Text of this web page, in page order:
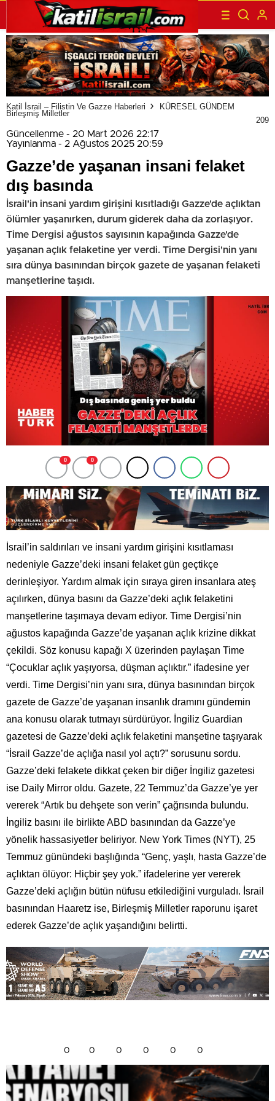
Katil İsrail – Filistin Ve Gazze Haberleri KÜRESEL GÜNDEM
Birleşmiş Milletler
209
Güncellenme - 20 Mart 2026 22:17
Yayınlanma - 2 Ağustos 2025 20:59
Gazze’de yaşanan insani felaket
dış basında
İsrail'in insani yardım girişini kısıtladığı Gazze'de açlıktan
ölümler yaşanırken, durum giderek daha da zorlaşıyor.
Time Dergisi ağustos sayısının kapağında Gazze'de
yaşanan açlık felaketine yer verdi. Time Dergisi'nin yanı
sıra dünya basınından birçok gazete de yaşanan felaketi
manşetlerine taşıdı.
0 0
İsrail’in saldırıları ve insani yardım girişini kısıtlaması
nedeniyle Gazze’deki insani felaket gün geçtikçe
derinleşiyor. Yardım almak için sıraya giren insanlara ateş
açılırken, dünya basını da Gazze’deki açlık felaketini
manşetlerine taşımaya devam ediyor. Time Dergisi’nin
ağustos kapağında Gazze’de yaşanan açlık krizine dikkat
çekildi. Söz konusu kapağı X üzerinden paylaşan Time
“Çocuklar açlık yaşıyorsa, düşman açlıktır.” ifadesine yer
verdi. Time Dergisi’nin yanı sıra, dünya basınından birçok
gazete de Gazze’de yaşanan insanlık dramını gündemin
ana konusu olarak tutmayı sürdürüyor. İngiliz Guardian
gazetesi de Gazze’deki açlık felaketini manşetine taşıyarak
“İsrail Gazze’de açlığa nasıl yol açtı?” sorusunu sordu.
Gazze’deki felakete dikkat çeken bir diğer İngiliz gazetesi
ise Daily Mirror oldu. Gazete, 22 Temmuz’da Gazze’ye yer
vererek “Artık bu dehşete son verin” çağrısında bulundu.
İngiliz basını ile birlikte ABD basınından da Gazze’ye
yönelik hassasiyetler beliriyor. New York Times (NYT), 25
Temmuz günündeki başlığında “Genç, yaşlı, hasta Gazze’de
açlıktan ölüyor: Hiçbir şey yok.” ifadelerine yer vererek
Gazze’deki açlığın bütün nüfusu etkilediğini vurguladı. İsrail
basınından Haaretz ise, Birleşmiş Milletler raporunu işaret
ederek Gazze’de açlık yaşandığını belirtti.
0 0 0 0 0 0